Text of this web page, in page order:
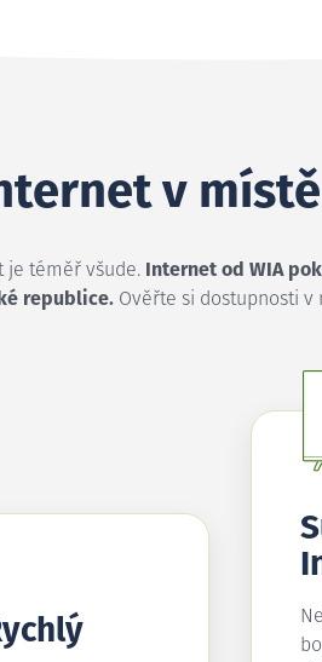
v
je téměř všude.
Internet od WIA
republice.Ověřte si dostupnosti v